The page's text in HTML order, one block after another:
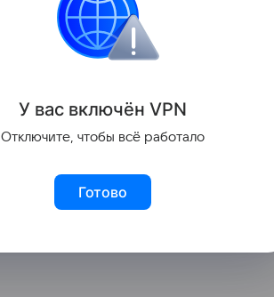
У вас включён VPN
Отключите, чтобы всё работало
Готово